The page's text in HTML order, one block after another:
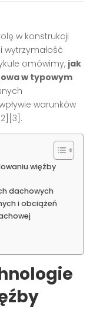
w konstrukcji
omówimy, jak
w typowym
warunków
więźby
dachowych
i obciążeń